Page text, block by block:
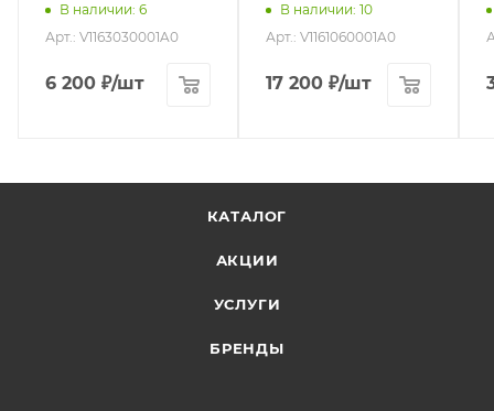
В наличии: 6
Арт.: V1163030001A0
6 200 ₽/шт
В наличии: 10
Арт.: V1161060001A0
17 200 ₽/шт
КАТАЛОГ
АКЦИИ
УСЛУГИ
БРЕНДЫ